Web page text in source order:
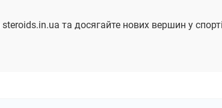
та досягайте нових вершин у